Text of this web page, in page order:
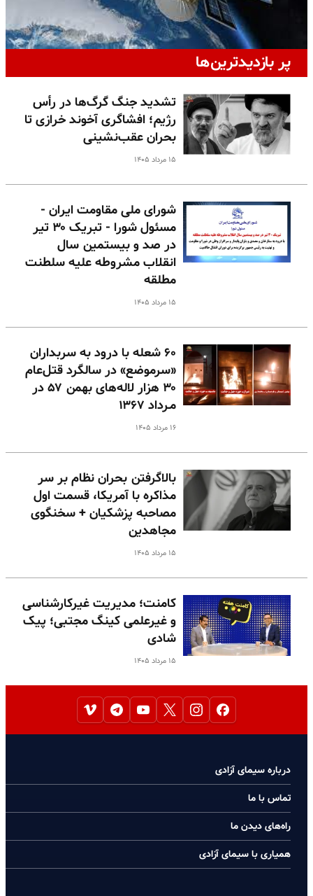
پر بازدیدترین‌ها
تشدید جنگ گرگ‌ها در رأس
رژیم؛ افشاگری آخوند خرازی تا
بحران عقب‌نشینی
۱۵ مرداد ۱۴۰۵
شورای ملی مقاومت ایران -
مسئول شورا - تبریک ۳۰ تیر
در صد و بیستمین سال
انقلاب مشروطه علیه سلطنت
مطلقه
۱۵ مرداد ۱۴۰۵
۶۰ شعله با درود به سربداران
«سرموضع» در سالگرد قتل‌عام
۳۰ هزار لاله‌های بهمن ۵۷ در
مـرداد ۱۳۶۷
۱۶ مرداد ۱۴۰۵
بالا‌گرفتن بحران نظام بر سر
مذاکره با آمریکا، قسمت اول
مصاحبه پزشکیان + سخنگوی
مجاهدین
۱۵ مرداد ۱۴۰۵
کامنت؛ مدیریت غیرکارشناسی
و غیرعلمی کینگ مجتبی؛ پیک
شادی
۱۵ مرداد ۱۴۰۵
درباره سیمای آزادی
تماس با ما
راه‌های دیدن ما
همیاری با سیمای آزادی